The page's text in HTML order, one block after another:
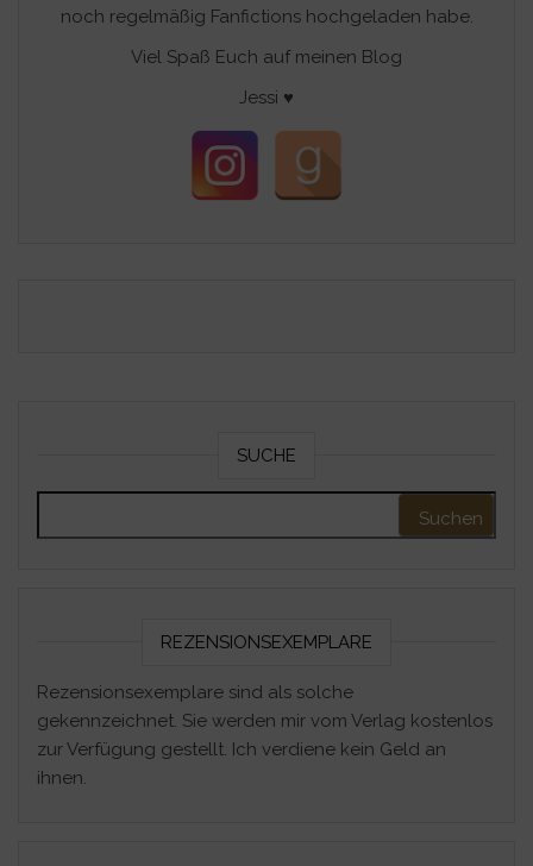
noch regelmäßig Fanfictions hochgeladen habe.
Viel Spaß Euch auf meinen Blog
Jessi ♥
SUCHE
REZENSIONSEXEMPLARE
Rezensionsexemplare sind als solche
gekennzeichnet. Sie werden mir vom Verlag kostenlos
zur Verfügung gestellt. Ich verdiene kein Geld an
ihnen.